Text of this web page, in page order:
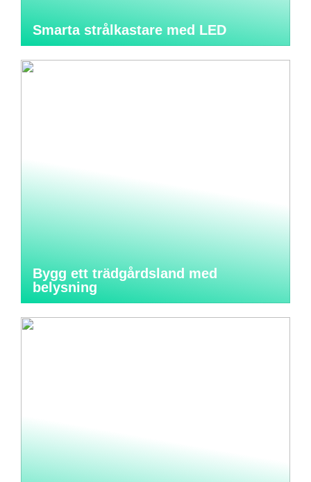
Smarta strålkastare med LED
Bygg ett trädgårdsland med
belysning